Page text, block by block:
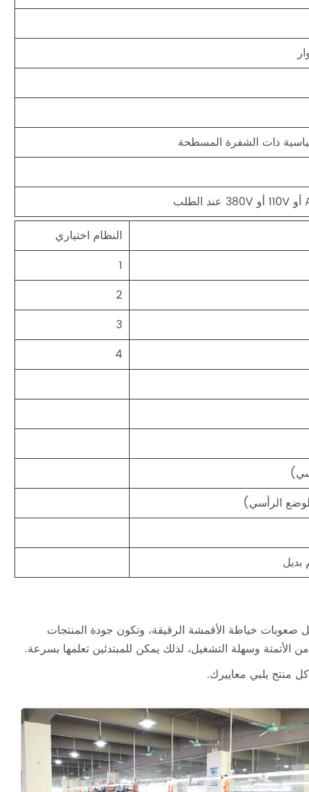
ذات الشفرة المسطحة
النظام اختياري
1
2
3
4
الرأسي)
صعوبات خياطة الأقمشة الرقيقة، وتكون جودة المنتجات
منتج يلبي معاييرك.